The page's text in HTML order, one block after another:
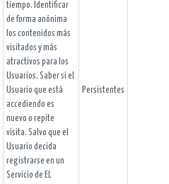
tiempo. Identificar
de forma anónima
los contenidos más
visitados y más
atractivos para los
Usuarios. Saber si el
Usuario que está
accediendo es
nuevo o repite
visita. Salvo que el
Usuario decida
registrarse en un
Servicio de EL
Persistentes